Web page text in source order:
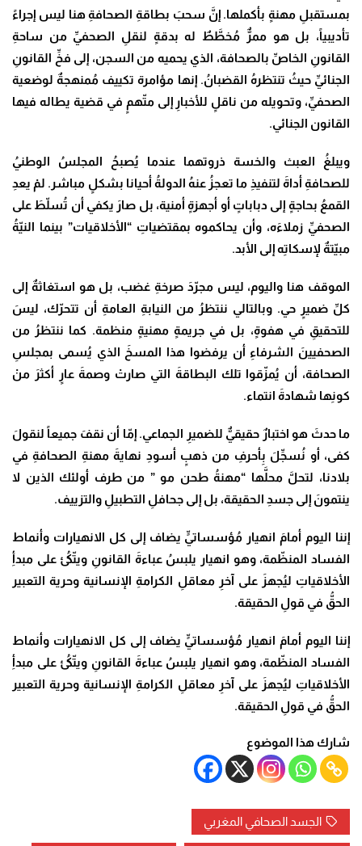
بمستقبلِ مهنةٍ بأكملها. إنَّ سحبَ بطاقةِ الصحافةِ هنا ليس إجراءً
تأديبياً، بل هو ممرٌّ مُخطَّطٌ له بدقةٍ لنقلِ الصحفيِّ من ساحةِ
القانونِ الخاصِّ بالصحافة، الذي يحميه من السجن، إلى فخِّ القانونِ
الجنائيِّ حيثُ تنتظرهُ القضبانُ. إنها مؤامرة تكييف مُمنهجةٌ لوضعية
الصحفيِّ، وتحويله من ناقلٍ للأخبارِ إلى متّهمٍ في قضية يطاله فيها
القانون الجنائي.
ويبلغُ العبث والخسة ذروتهما عندما يُصبحُ المجلسُ الوطنيُ
للصحافةِ أداةَ لتنفيذِ ما تعجزُ عنهُ الدولةُ أحيانا بشكلٍ مباشر. لمْ يعدِ
القمعُ بحاجةٍ إلى دباباتٍ أو أجهزةٍ أمنية، بل صارَ يكفي أن تُسلّطَ على
الصحفيِّ زملاءَه، وأن يحاكموه بمقتضياتِ “الأخلاقيات” بينما النيّةُ
مبيّتةٌ لإسكاتِه إلى الأبد.
الموقف هنا واليوم، ليس مجرّدَ صرخةِ غضب، بل هو استغاثةٌ إلى
كلِّ ضميرٍ حي. وبالتالي ننتظرُ من النيابةِ العامةِ أن تتحرّك، ليسَ
للتحقيقِ في هفوةٍ، بل في جريمةٍ مهنيةٍ منظمة. كما ننتظرُ من
الصحفيينَ الشرفاءِ أن يرفضوا هذا المسخَ الذي يُسمى بمجلسِ
الصحافة، أن يُمزّقوا تلك البطاقةَ التي صارتْ وصمةَ عارٍ أكثرَ منْ
كونِها شهادةَ انتماء.
ما حدثَ هو اختبارٌ حقيقيٌّ للضميرِ الجماعي. إمّا أن نقفَ جميعاً لنقولَ
كفى، أو نُسجِّلَ بِأحرفِ من ذهبٍ أسودِ نهايةَ مهنةِ الصحافةِ في
بلادنا، لتحلَّ محلَّها “مهنةُ طحن مو ” من طرف أولئك الذين لا
ينتمونَ إلى جسدِ الحقيقة، بل إلى جحافلِ التطبيلِ والتزييف.
إننا اليوم أمامَ انهيار مُؤسساتيٍّ يضاف إلى كل الانهيارات وأنماط
الفساد المنظّمة، وهو انهيار يلبسُ عباءةَ القانونِ ويتّكئُ على مبدأِ
الأخلاقياتِ ليُجهزَ على آخرِ معاقلِ الكرامةِ الإنسانية وحرية التعبير
الحقُّ في قولِ الحقيقة.
إننا اليوم أمامَ انهيار مُؤسساتيٍّ يضاف إلى كل الانهيارات وأنماط
الفساد المنظّمة، وهو انهيار يلبسُ عباءةَ القانونِ ويتّكئُ على مبدأِ
الأخلاقياتِ ليُجهزَ على آخرِ معاقلِ الكرامةِ الإنسانية وحرية التعبير
الحقُّ في قولِ الحقيقة.
شارك هذا الموضوع
الجسد الصحافي المغربي